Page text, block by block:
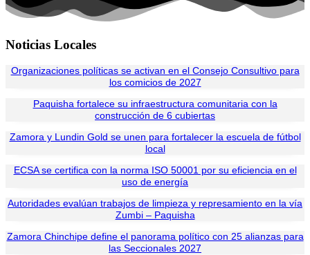
Noticias Locales
Organizaciones políticas se activan en el Consejo Consultivo para
los comicios de 2027
Paquisha fortalece su infraestructura comunitaria con la
construcción de 6 cubiertas
Zamora y Lundin Gold se unen para fortalecer la escuela de fútbol
local
ECSA se certifica con la norma ISO 50001 por su eficiencia en el
uso de energía
Autoridades evalúan trabajos de limpieza y represamiento en la vía
Zumbi – Paquisha
Zamora Chinchipe define el panorama político con 25 alianzas para
las Seccionales 2027